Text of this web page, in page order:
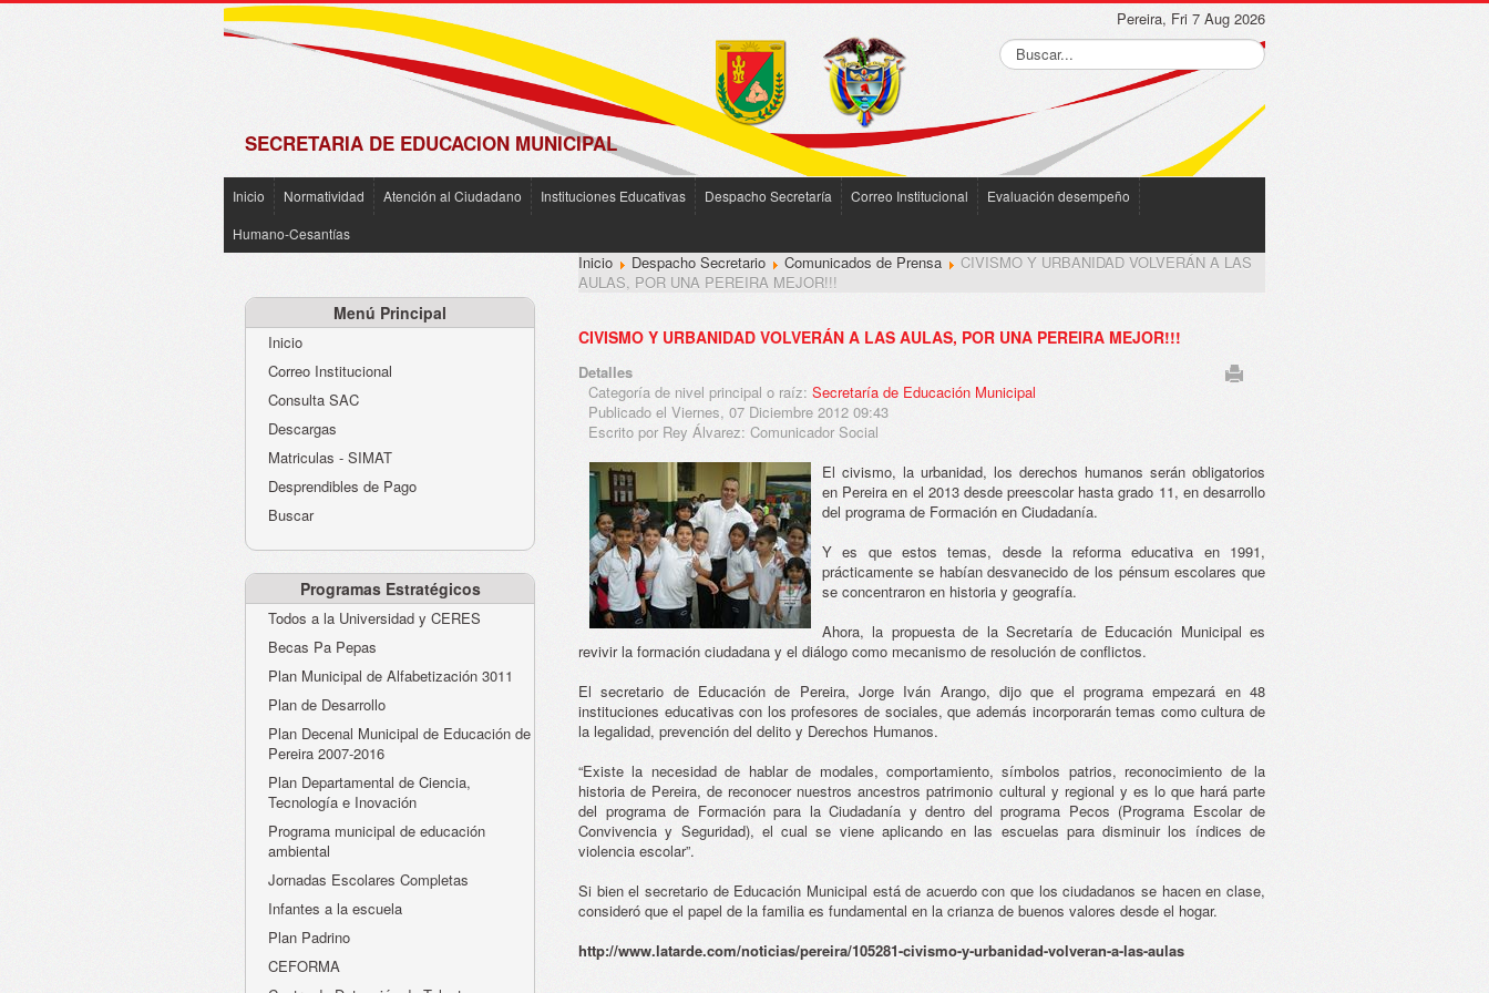
SECRETARIA DE EDUCACION MUNICIPAL
Pereira, Fri 7 Aug 2026
Inicio Normatividad Atención al Ciudadano Instituciones Educativas Despacho Secretaría Correo Institucional
Evaluación desempeño
Humano-Cesantías
Menú Principal
Inicio
Correo Institucional
Consulta SAC
Descargas
Matriculas - SIMAT
Desprendibles de Pago
Buscar
Programas Estratégicos
Todos a la Universidad y CERES
Becas Pa Pepas
Plan Municipal de Alfabetización 3011
Plan de Desarrollo
Plan Decenal Municipal de Educación de
Pereira 2007-2016
Plan Departamental de Ciencia,
Tecnología e Inovación
Programa municipal de educación
ambiental
Jornadas Escolares Completas
Infantes a la escuela
Plan Padrino
CEFORMA
de
Inicio Despacho Secretario Comunicados de Prensa
CIVISMO Y URBANIDAD VOLVERÁN A LAS
AULAS, POR UNA PEREIRA MEJOR!!!
CIVISMO Y URBANIDAD VOLVERÁN A LAS AULAS, POR UNA PEREIRA MEJOR!!!
Detalles
Categoría de nivel principal o raíz: Secretaría de Educación Municipal
Publicado el Viernes, 07 Diciembre 2012 09:43
Escrito por Rey Álvarez: Comunicador Social
El civismo, la urbanidad, los derechos humanos serán obligatorios
en Pereira en el 2013 desde preescolar hasta grado 11, en desarrollo
del programa de Formación en Ciudadanía.
Y es que estos temas, desde la reforma educativa en 1991,
prácticamente se habían desvanecido de los pénsum escolares que
se concentraron en historia y geografía.
Ahora, la propuesta de la Secretaría de Educación Municipal es
revivir la formación ciudadana y el diálogo como mecanismo de resolución de conflictos.
El secretario de Educación de Pereira, Jorge Iván Arango, dijo que el programa empezará en 48
instituciones educativas con los profesores de sociales, que además incorporarán temas como cultura de
la legalidad, prevención del delito y Derechos Humanos.
“Existe la necesidad de hablar de modales, comportamiento, símbolos patrios, reconocimiento de la
historia de Pereira, de reconocer nuestros ancestros patrimonio cultural y regional y es lo que hará parte
del programa de Formación para la Ciudadanía y dentro del programa Pecos (Programa Escolar de
Convivencia y Seguridad), el cual se viene aplicando en las escuelas para disminuir los índices de
violencia escolar”.
Si bien el secretario de Educación Municipal está de acuerdo con que los ciudadanos se hacen en clase,
consideró que el papel de la familia es fundamental en la crianza de buenos valores desde el hogar.
http://www.latarde.com/noticias/pereira/105281-civismo-y-urbanidad-volveran-a-las-aulas